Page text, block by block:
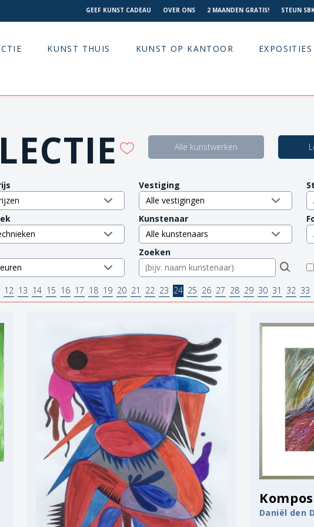
GEEF KUNST CADEAU OVER ONS 2 MAANDEN GRATIS! STEUN
KUNST THUIS KUNST OP KANTOOR EXPOSITIES
Alle kunstwerken
Vestiging
Kunstenaar
Zoeken
12 13 14 15 16 17 18 19 20 21 22 23 24 25 26 27 28 29 30 31 32 33
Daniël den